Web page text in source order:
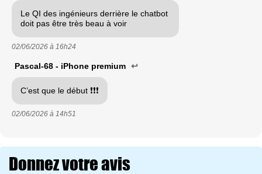
Le QI des ingénieurs derrière le chatbot
doit pas être très beau à voir
02/06/2026 à 16h24
Pascal-68 - iPhone premium ↩
C’est que le début ❗️❗️❗️
02/06/2026 à 14h51
Donnez votre avis